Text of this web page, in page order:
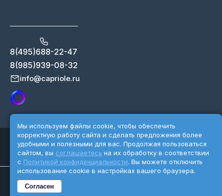
8(495)688-22-47
8(985)939-08-32
info@capriole.ru
Copyright 2026 ©Capriole.ru
Разработка сайта - Karnatkina.ru
Уведомляем посетителей сайта об обработке персональных
данных.Политика организации в отношении персональных данных
Мы используем файлы cookie, чтобы обеспечить
корректную работу сайта и сделать предложения более
удобными и полезными для вас. Продолжая пользоваться
сайтом, вы соглашаетесь на их обработку в соответствии
с Политикой конфиденциальности. Вы можете отключить
использование cookie в настройках вашего браузера.
Согласен